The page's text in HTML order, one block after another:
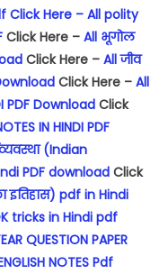
Click Here – All polity
Click Here – All भूगोल
Click Here – All जीव
Click Here – All
PDF Download Click
IN HINDI PDF
(Indian
PDF download Click
इतिहास) pdf in Hindi
tricks in Hindi pdf
QUESTION PAPER
NOTES Pdf